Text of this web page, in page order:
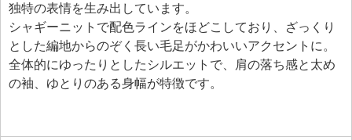
独特の表情を生み出しています。
シャギーニットで配色ラインをほどこしており、ざっくり
とした編地からのぞく長い毛足がかわいいアクセントに。
全体的にゆったりとしたシルエットで、肩の落ち感と太め
の袖、ゆとりのある身幅が特徴です。